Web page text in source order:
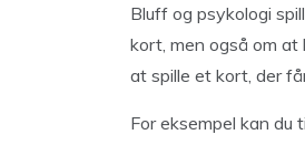
Bluff og psykologi
kort, men også om
at spille et kort, der
For eksempel kan du